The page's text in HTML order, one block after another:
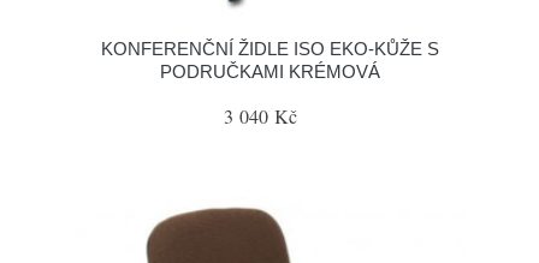
KONFERENČNÍ ŽIDLE ISO EKO-KŮŽE S
PODRUČKAMI KRÉMOVÁ
3 040 Kč